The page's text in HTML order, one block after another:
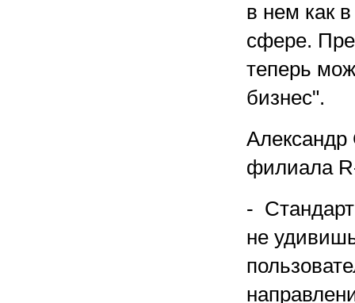
в нем как
сфере.
теперь
бизнес".
Александр
филиала
-
не